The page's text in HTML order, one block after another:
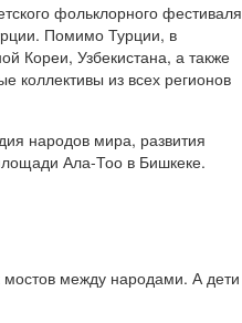
фольклорного фестиваля
Помимо Турции, в
Кореи, Узбекистана, а также
коллективы из всех регионов
народов мира, развития
Ала-Тоо в Бишкеке.
между народами. А дети